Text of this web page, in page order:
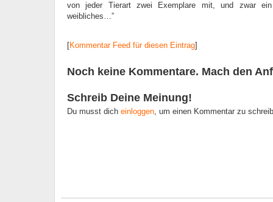
von jeder Tierart zwei Exemplare mit, und zwar
weibliches…”
[Kommentar Feed für diesen Eintrag]
Noch keine Kommentare. Mach den
Schreib Deine Meinung!
Du musst dich einloggen, um einen Kommentar zu